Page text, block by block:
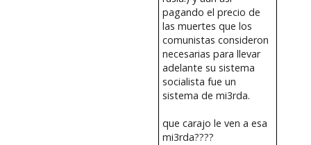
pagando el precio de
las muertes que los
comunistas consideron
necesarias para llevar
adelante su sistema
socialista fue un
sistema de mi3rda.
que carajo le ven a esa
mi3rda????